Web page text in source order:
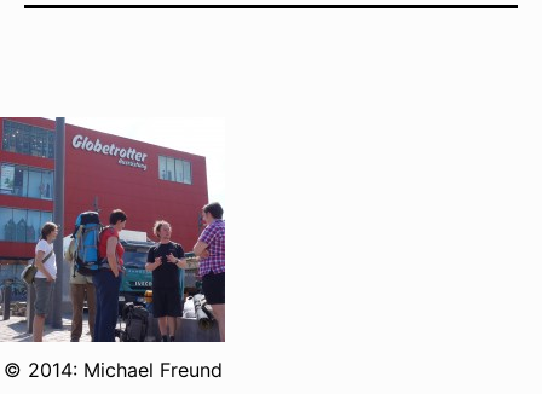
© 2014: Michael Freund